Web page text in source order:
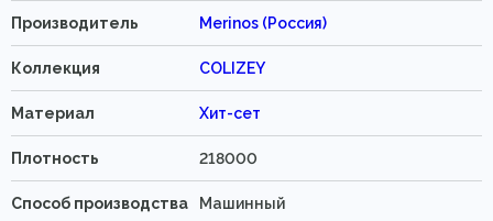
Производитель Merinos (Россия)
Коллекция COLIZEY
Материал Хит-сет
Плотность 218000
Способ производства Машинный